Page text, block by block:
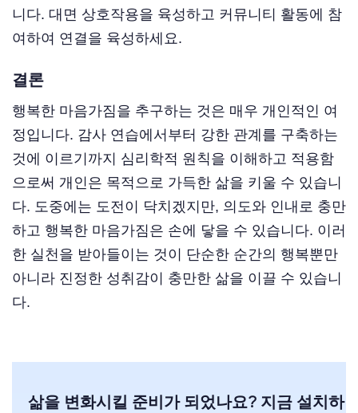
니다. 대면 상호작용을 육성하고 커뮤니티 활동에 참
여하여 연결을 육성하세요.
결론
행복한 마음가짐을 추구하는 것은 매우 개인적인 여
정입니다. 감사 연습에서부터 강한 관계를 구축하는
것에 이르기까지 심리학적 원칙을 이해하고 적용함
으로써 개인은 목적으로 가득한 삶을 키울 수 있습니
다. 도중에는 도전이 닥치겠지만, 의도와 인내로 충만
하고 행복한 마음가짐은 손에 닿을 수 있습니다. 이러
한 실천을 받아들이는 것이 단순한 순간의 행복뿐만
아니라 진정한 성취감이 충만한 삶을 이끌 수 있습니
다.
삶을 변화시킬 준비가 되었나요? 지금 설치하